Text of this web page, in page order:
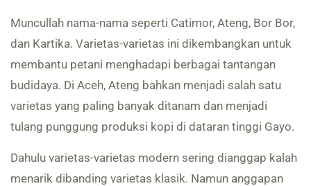
Muncullah nama-nama seperti Catimor, Ateng, Bor Bor,
dan Kartika. Varietas-varietas ini dikembangkan untuk
membantu petani menghadapi berbagai tantangan
budidaya. Di Aceh, Ateng bahkan menjadi salah satu
varietas yang paling banyak ditanam dan menjadi
tulang punggung produksi kopi di dataran tinggi Gayo.
Dahulu varietas-varietas modern sering dianggap kalah
menarik dibanding varietas klasik. Namun anggapan